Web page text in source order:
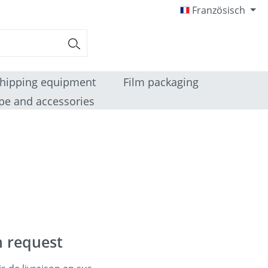
Französisch
equipment
Film packaging
and accessories
request